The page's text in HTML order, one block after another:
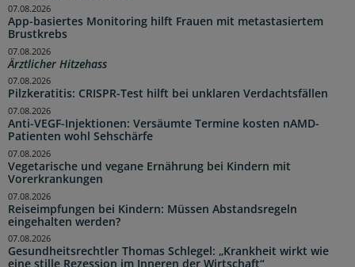
App-basiertes Monitoring hilft Frauen mit metastasiertem
Brustkrebs
07.08.2026
Ärztlicher Hitzehass
07.08.2026
Pilzkeratitis: CRISPR-Test hilft bei unklaren Verdachtsfällen
07.08.2026
Anti-VEGF-Injektionen: Versäumte Termine kosten nAMD-
Patienten wohl Sehschärfe
07.08.2026
Vegetarische und vegane Ernährung bei Kindern mit
Vorerkrankungen
07.08.2026
Reiseimpfungen bei Kindern: Müssen Abstandsregeln
eingehalten werden?
07.08.2026
Gesundheitsrechtler Thomas Schlegel: „Krankheit wirkt wie
07.08.2026